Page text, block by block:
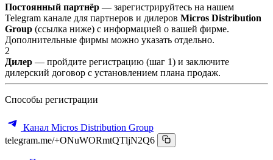
Постоянный партнёр — зарегистрируйтесь на нашем
Telegram канале для партнеров и дилеров Micros Distribution
Group (ссылка ниже) с информацией о вашей фирме.
Дополнительные фирмы можно указать отдельно.
2
Дилер — пройдите регистрацию (шаг 1) и заключите
дилерский договор с установлением плана продаж.
Способы регистрации
Канал Micros Distribution Group
telegram.me/+ONuWORmtQTljN2Q6